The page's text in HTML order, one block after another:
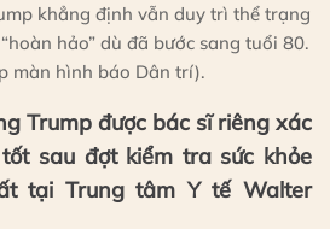
khẳng định vẫn duy trì thể trạng
hảo” dù đã bước sang tuổi 80.
màn hình báo Dân trí).
Trump được bác sĩ riêng xác
sau đợt kiểm tra sức khỏe
tại Trung tâm Y tế Walter